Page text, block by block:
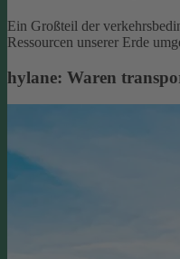
Ein Großteil der
Ressourcen unserer Erde
hylane: Waren